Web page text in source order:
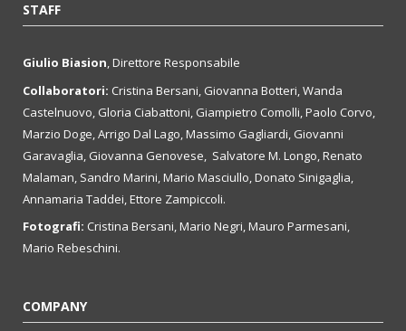
STAFF
Giulio Biasion, Direttore Responsabile
Collaboratori: Cristina Bersani, Giovanna Botteri, Wanda
Castelnuovo, Gloria Ciabattoni, Giampietro Comolli, Paolo Corvo,
Marzio Doge, Arrigo Dal Lago, Massimo Gagliardi, Giovanni
Garavaglia, Giovanna Genovese, Salvatore M. Longo, Renato
Malaman, Sandro Marini, Mario Masciullo, Donato Sinigaglia,
Annamaria Taddei, Ettore Zampiccoli.
Fotografi: Cristina Bersani, Mario Negri, Mauro Parmesani,
Mario Rebeschini.
COMPANY